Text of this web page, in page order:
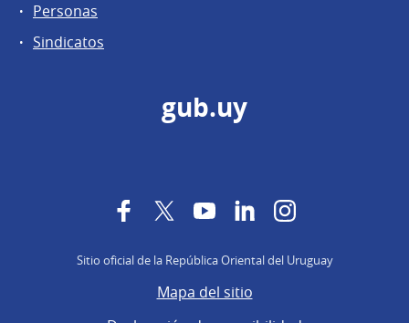
Personas
Sindicatos
gub.uy
FacebookTwitterYouTubeLinkedInInstagram
Sitio oficial de la República Oriental del Uruguay
Mapa del sitio